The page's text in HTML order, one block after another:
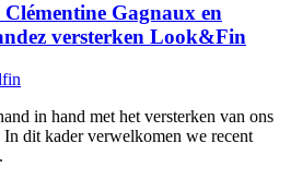
Gagnaux en
versterken Look&Fin
in hand met het versterken van ons
In dit kader verwelkomen we recent